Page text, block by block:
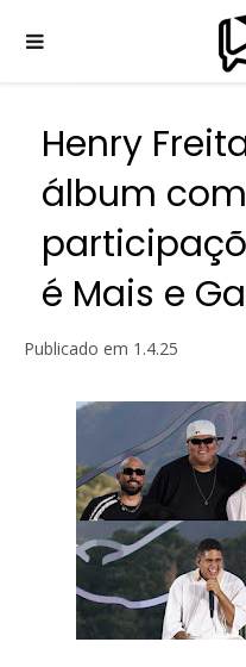
Henry
álbum
é Mais e
Publicado em 1.4.25